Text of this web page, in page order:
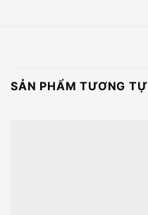
SẢN PHẨM TƯƠNG TỰ